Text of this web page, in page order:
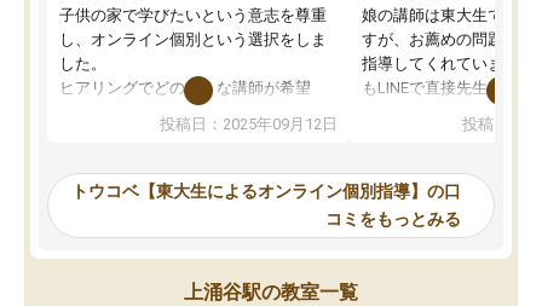
子供の家で学びたいという意志を尊重
し、オンライン個別という選択をしま
した。
ヒアリングでどのような講師が希望
か、オプションは付帯するかなど選ぶ
事が出来ました。
ーティングを行い、その講師で良いか
見てから講師を決定する事ができま
す。
うちの子は、初回面談の講師の方で決
投稿日：2025年09月12日
娘の講師は東大生では無
すが、お薦めの問題集や
指導してくれています。
もLINEで直接先生に質問
めれるので、個人に合
いなのがあり(有料)、受
ことをどんなスケジュー
くか相談したのですが、
ち期待したものではなく
投稿日：
トウコベ【東大生によるオンライン個別指導】の口
コミをもっとみる
上涌谷駅の教室一覧